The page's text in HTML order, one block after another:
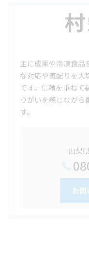
主に成果や冷凍食品
な対応や気配りを大
です。信頼を重ねて
りがいを感じながら
す。
山梨
お問